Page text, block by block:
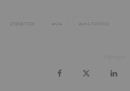
ÉTIQUETTES 4X4 4X4 TOYOTA